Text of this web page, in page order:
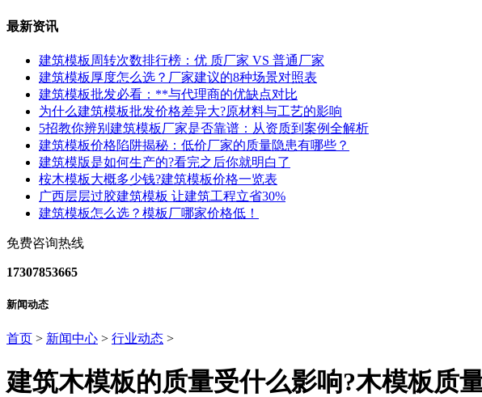
最新资讯
建筑模板周转次数排行榜：优 质厂家 VS 普通厂家
建筑模板厚度怎么选？厂家建议的8种场景对照表
建筑模板批发必看：**与代理商的优缺点对比
为什么建筑模板批发价格差异大?原材料与工艺的影响
5招教你辨别建筑模板厂家是否靠谱：从资质到案例全解析
建筑模板价格陷阱揭秘：低价厂家的质量隐患有哪些？
建筑模版是如何生产的?看完之后你就明白了
桉木模板大概多少钱?建筑模板价格一览表
广西层层过胶建筑模板 让建筑工程立省30%
建筑模板怎么选？模板厂哪家价格低！
免费咨询热线
17307853665
新闻动态
首页 > 新闻中心 > 行业动态 >
建筑木模板的质量受什么影响?木模板质